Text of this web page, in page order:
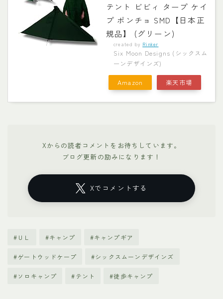
テント ビビィ タープ ケイ
プ ポンチョ SMD【日本正
規品】 (グリーン)
created by Rinker
Six Moon Designs (シックスム
ーンデザインズ)
Amazon 楽天市場
Xからの読者コメントをお待ちしています。
ブログ更新の励みになります！
Xでコメントする
#ＵＬ #キャンプ #キャンプギア
#ゲートウッドケープ #シックスムーンデザインズ
#ソロキャンプ #テント #徒歩キャンプ